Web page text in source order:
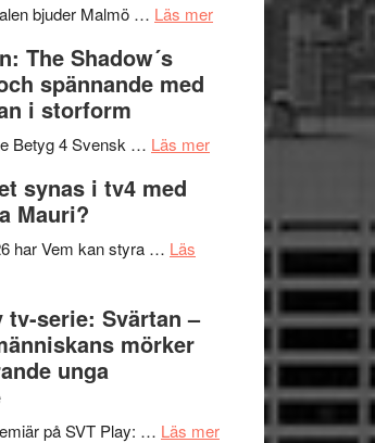
Pöntinen
Scensommar
bjuder Malmö … Läs merom
Malmöfestivalen
The Shadow´s
spännande med
i storform
Betyg 4 Svensk … Läs merom
Shadow
en
synas i tv4 med
Mauri?
har Vem kan styra … Läs
tv-serie: Svärtan –
mörker
unga
på SVT Play: … Läs merom